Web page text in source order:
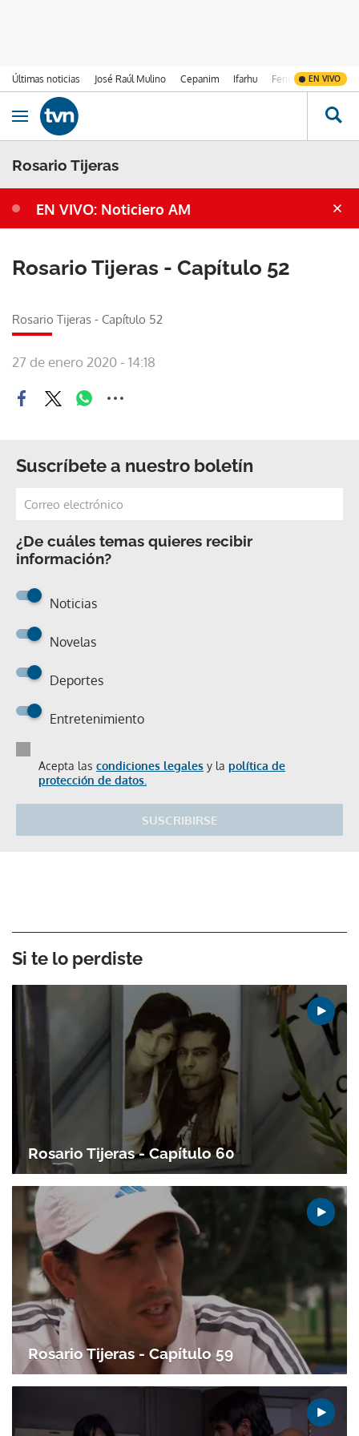
Últimas noticias José Raúl Mulino Cepanim Ifarhu Fenómeno de El
EN VIVO
Ir al contenido
Obrir navegació
Rosario Tijeras
EN VIVO: Noticiero AM
Rosario Tijeras - Capítulo 52
Rosario Tijeras - Capítulo 52
27 de enero 2020 - 14:18
Suscríbete a nuestro boletín
¿De cuáles temas quieres recibir
información?
Noticias
Novelas
Deportes
Entretenimiento
Acepta las condiciones legales y la política de
protección de datos.
SUSCRIBIRSE
Si te lo perdiste
Rosario Tijeras - Capítulo 60
Rosario Tijeras - Capítulo 59